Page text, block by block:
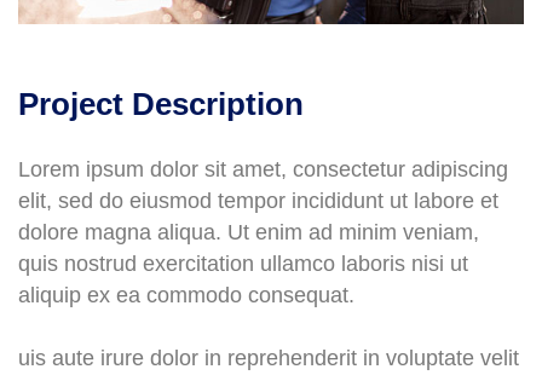
Project Description
Lorem ipsum dolor sit amet, consectetur adipiscing
elit, sed do eiusmod tempor incididunt ut labore et
dolore magna aliqua. Ut enim ad minim veniam,
quis nostrud exercitation ullamco laboris nisi ut
aliquip ex ea commodo consequat.
uis aute irure dolor in reprehenderit in voluptate velit